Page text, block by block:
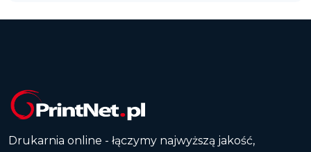
Drukarnia online - łączymy najwyższą jakość,